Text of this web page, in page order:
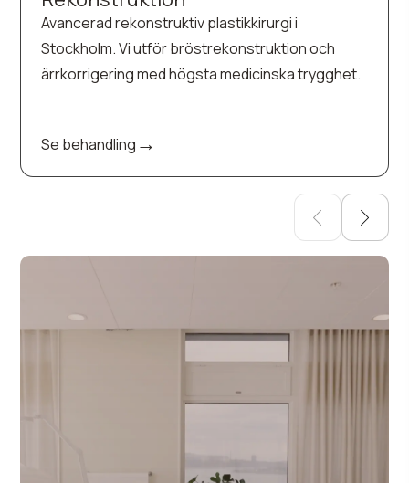
Avancerad rekonstruktiv plastikkirurgi i
Stockholm. Vi utför bröstrekonstruktion och
ärrkorrigering med högsta medicinska trygghet.
Se behandling →